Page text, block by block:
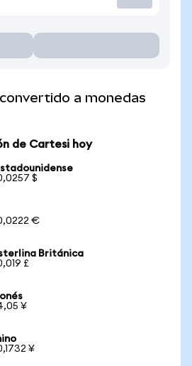
a monedas
de Cartesi hoy
$
€
Británica
£
¥
¥